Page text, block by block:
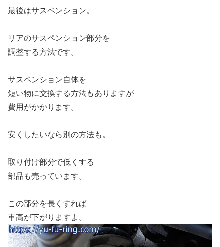
最後はサスペンション。
リアのサスペンション部分を
調整する方法です。
サスペンション自体を
短い物に交換する方法もありますが
費用がかかります。
安くしたいなら別の方法も。
取り付け部分で低くする
部品も売っています。
この部分を長くすれば
車高が下がりますよ。